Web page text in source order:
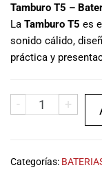
Tamburo T5 –
La Tamburo T5 es
sonido cálido,
práctica y
- +
Categorías: